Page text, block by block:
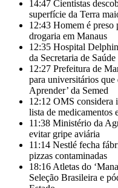
14:47 Cientistas
superfície da Terra
12:43 Homem é preso
drogaria em Manaus
12:35 Hospital
da Secretaria de
12:27 Prefeitura de
para universitários que
Aprender’ da Semed
12:12 OMS considera
lista de medicamentos
11:38 Ministério da
evitar gripe aviária
11:14 Nestlé fecha
pizzas contaminadas
18:16 Atletas do
Seleção Brasileira e